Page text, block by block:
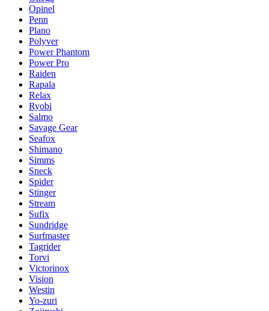
Opinel
Penn
Plano
Polyver
Power Phantom
Power Pro
Raiden
Rapala
Relax
Ryobi
Salmo
Savage Gear
Seafox
Shimano
Simms
Sneck
Spider
Stinger
Stream
Sufix
Sundridge
Surfmaster
Tagrider
Torvi
Victorinox
Vision
Westin
Yo-zuri